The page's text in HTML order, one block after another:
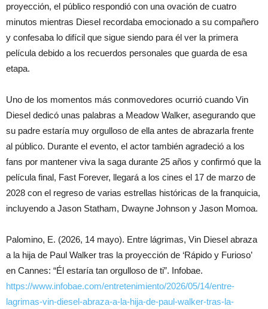
proyección, el público respondió con una ovación de cuatro
minutos mientras Diesel recordaba emocionado a su compañero
y confesaba lo difícil que sigue siendo para él ver la primera
película debido a los recuerdos personales que guarda de esa
etapa.
Uno de los momentos más conmovedores ocurrió cuando Vin
Diesel dedicó unas palabras a Meadow Walker, asegurando que
su padre estaría muy orgulloso de ella antes de abrazarla frente
al público. Durante el evento, el actor también agradeció a los
fans por mantener viva la saga durante 25 años y confirmó que la
película final, Fast Forever, llegará a los cines el 17 de marzo de
2028 con el regreso de varias estrellas históricas de la franquicia,
incluyendo a Jason Statham, Dwayne Johnson y Jason Momoa.
Palomino, E. (2026, 14 mayo). Entre lágrimas, Vin Diesel abraza
a la hija de Paul Walker tras la proyección de ‘Rápido y Furioso’
en Cannes: “Él estaría tan orgulloso de ti”. Infobae.
https://www.infobae.com/entretenimiento/2026/05/14/entre-
lagrimas-vin-diesel-abraza-a-la-hija-de-paul-walker-tras-la-